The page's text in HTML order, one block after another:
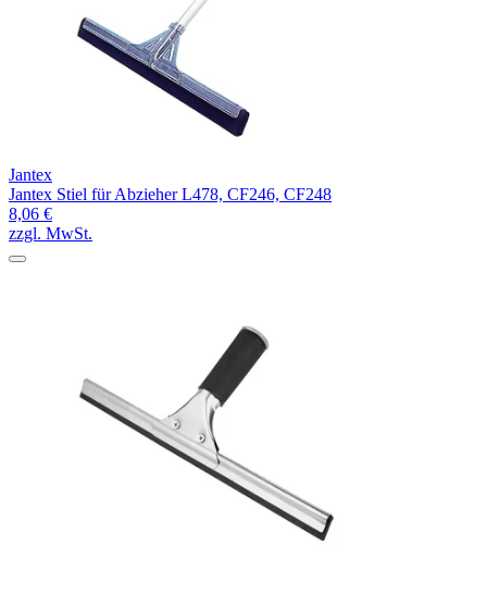
Jantex
Jantex Stiel für Abzieher L478, CF246, CF248
8,06 €
zzgl. MwSt.